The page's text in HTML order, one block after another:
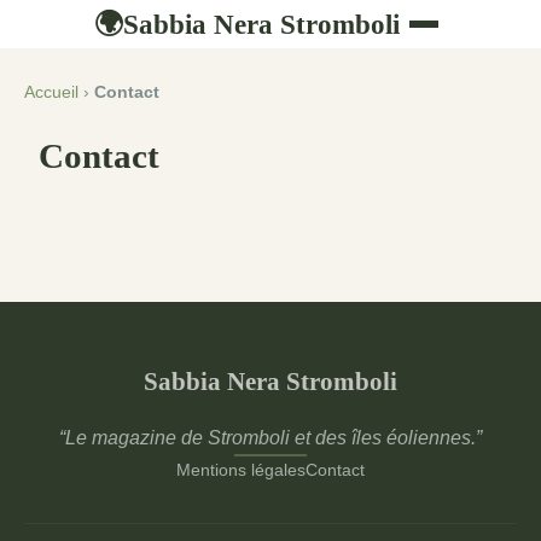
🌍Sabbia Nera Stromboli
Accueil › Contact
Contact
Sabbia Nera Stromboli
“Le magazine de Stromboli et des îles éoliennes.”
Mentions légalesContact